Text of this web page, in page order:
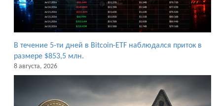
В течение 5-ти дней в Bitcoin-ETF наблюдался приток в
размере $853,5 млн.
8 августа, 2026